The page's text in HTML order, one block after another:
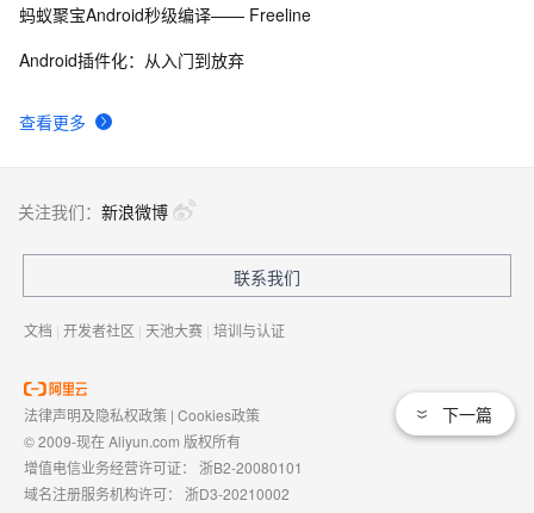
查看更多
蚂蚁聚宝Android秒级编译—— Freeline
Android插件化：从入门到放弃
下一篇
关注我们： 新浪微博
联系我们
文档 | 开发者社区 | 天池大赛 | 培训与认证
法律声明及隐私权政策 | Cookies政策
© 2009-现在 Aliyun.com 版权所有
增值电信业务经营许可证： 浙B2-20080101
域名注册服务机构许可： 浙D3-20210002